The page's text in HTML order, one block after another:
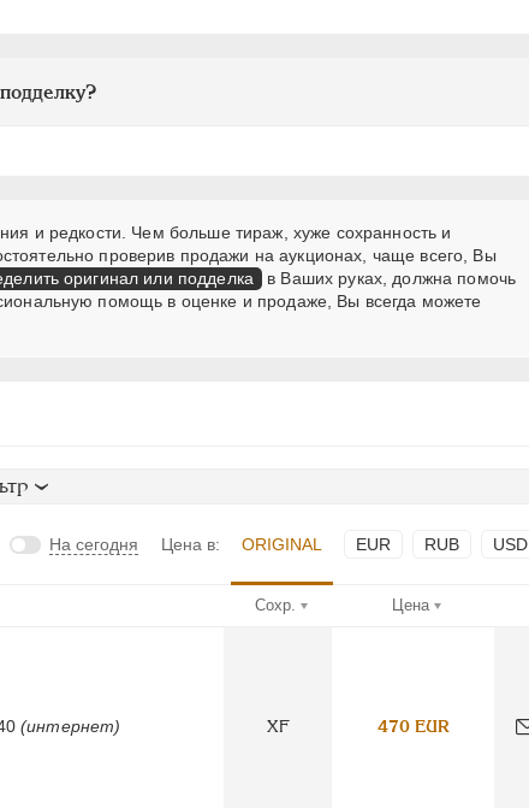
и редкости. Чем больше тираж, хуже сохранность и
проверив продажи на аукционах, чаще всего, Вы
оригинал или подделка
в Ваших руках, должна помочь
помощь в оценке и продаже, Вы всегда можете
На сегодня Цена в: ORIGINAL EUR RUB USD
Сохр. Цена
(интернет) XF 470 EUR